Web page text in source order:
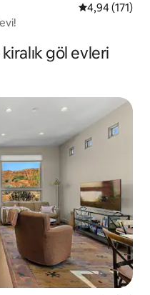
5 üzerinden
4,94 (171)
göl evleri
arasında